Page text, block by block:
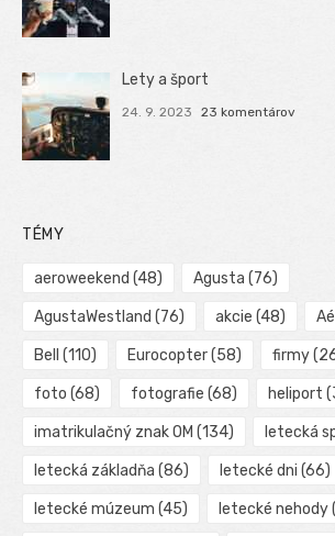
Lety a šport
24. 9. 2023 23 komentárov
TÉMY
aeroweekend (48) Agusta (76)
AgustaWestland (76) akcie (48)
Bell (110) Eurocopter(58) firmy
foto (68) fotografie (68) heliport
imatrikulačný znak OM (134) letecká
letecká základňa (86) letecké dni (66)
letecké múzeum (45) letecké nehody